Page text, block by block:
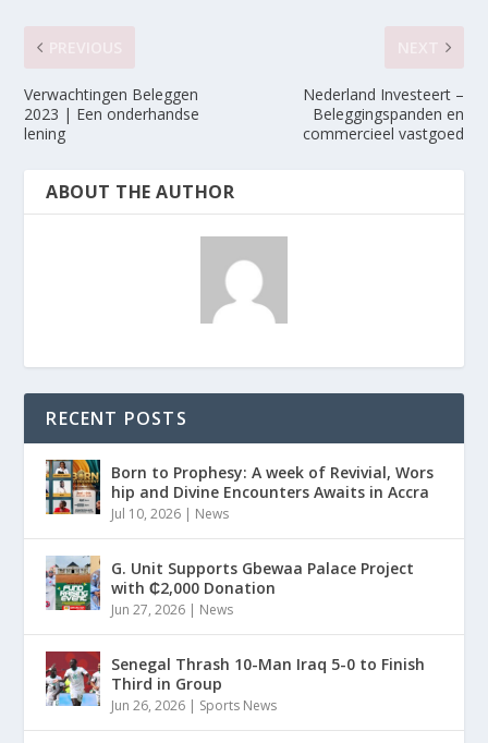
Verwachtingen Beleggen
2023 | Een onderhandse
lening
Nederland Investeert –
Beleggingspanden en
commercieel vastgoed
ABOUT THE AUTHOR
RECENT POSTS
Born to Prophesy: A week of Revivial, Wors
hip and Divine Encounters Awaits in Accra
Jul 10, 2026 News
G. Unit Supports Gbewaa Palace Project
with ₵2,000 Donation
Jun 27, 2026 News
Senegal Thrash 10-Man Iraq 5-0 to Finish
Third in Group
Jun 26, 2026 Sports News